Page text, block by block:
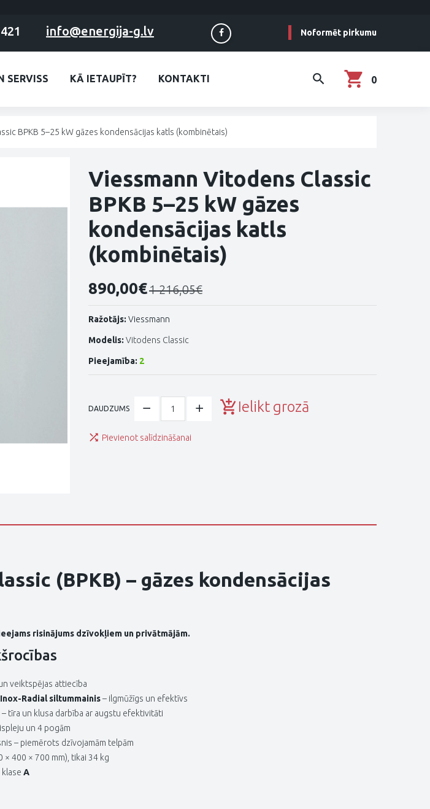
info@energija-g.lv Noformēt pirkumu
SERVISS KĀ IETAUPĪT? KONTAKTI 0
BPKB 5–25 kW gāzes kondensācijas katls (kombinētais)
Viessmann Vitodens Classic
BPKB 5–25 kW gāzes
kondensācijas katls
(kombinētais)
890,00€1 216,05€
Ražotājs: Viessmann
Modelis: Vitodens Classic
Pieejamība: 2
DAUDZUMS Ielikt grozā
Pievienot salīdzināšanai
(BPKB) – gāzes kondensācijas
risinājums dzīvokļiem un privātmājām.
veiktspējas attiecība
Inox-Radial siltummainis– ilgmūžīgs un efektīvs
– tīra un klusa darbība ar augstu efektivitāti
un 4 pogām
– piemērots dzīvojamām telpām
× 400 × 700 mm), tikai 34 kg
A